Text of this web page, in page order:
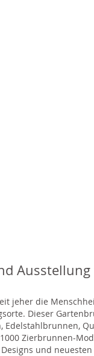
jeher die
Dieser
Zierbrunnen-
und